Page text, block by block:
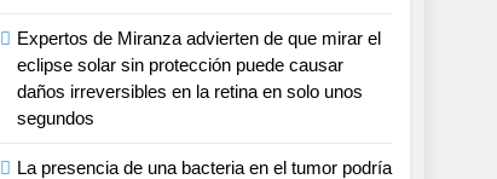
Expertos de Miranza advierten de que mirar el
eclipse solar sin protección puede causar
daños irreversibles en la retina en solo unos
segundos
La presencia de una bacteria en el tumor podría